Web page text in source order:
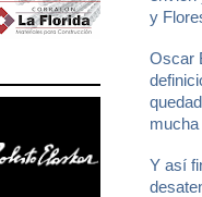
y
Oscar
Y así